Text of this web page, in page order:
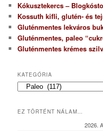
Kókusztekercs –
Kossuth kifli, glutén- és
Gluténmentes lekváros
Gluténmentes, paleo
Gluténmentes krémes
KATEGÓRIA
e
EZ TÖRTÉNT NÁLAM…
2026.